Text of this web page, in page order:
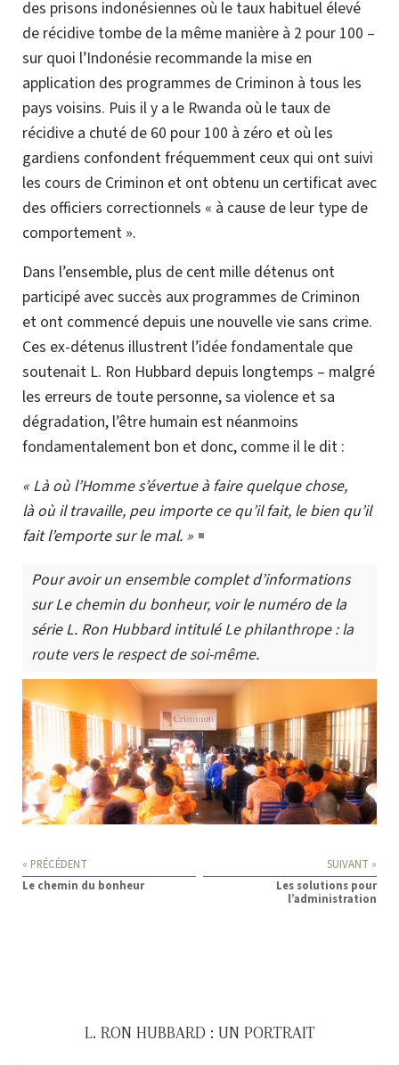
des prisons indonésiennes où le taux habituel élevé
de récidive tombe de la même manière à 2 pour 100 –
sur quoi l’Indonésie recommande la mise en
application des programmes de Criminon à tous les
pays voisins. Puis il y a le Rwanda où le taux de
récidive a chuté de 60 pour 100 à zéro et où les
gardiens confondent fréquemment ceux qui ont suivi
les cours de Criminon et ont obtenu un certificat avec
des officiers correctionnels « à cause de leur type de
comportement ».
Dans l’ensemble, plus de cent mille détenus ont
participé avec succès aux programmes de Criminon
et ont commencé depuis une nouvelle vie sans crime.
Ces ex-détenus illustrent l’idée fondamentale que
soutenait L. Ron Hubbard depuis longtemps – malgré
les erreurs de toute personne, sa violence et sa
dégradation, l’être humain est néanmoins
fondamentalement bon et donc, comme il le dit :
« Là où l’Homme s’évertue à faire quelque chose,
là où il travaille, peu importe ce qu’il fait, le bien qu’il
fait l’emporte sur le mal. »
Pour avoir un ensemble complet d’informations
sur Le chemin du bonheur, voir le numéro de la
série L. Ron Hubbard intituléLe philanthrope : la
route vers le respect desoi-même.
« PRÉCÉDENT
Le chemin du bonheur
SUIVANT »
Les solutions pour
l’administration
L. RON HUBBARD : UN PORTRAIT